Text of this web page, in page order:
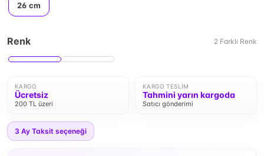
26 cm
Renk 2 Farklı Renk
KARGO
Ücretsiz
200 TL üzeri
KARGO TESLIM
Tahmini yarın kargoda
Satıcı gönderimi
3 Ay Taksit seçeneği